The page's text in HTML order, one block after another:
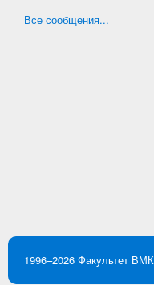
Все сообщения...
1996–2026 Факультет ВМК